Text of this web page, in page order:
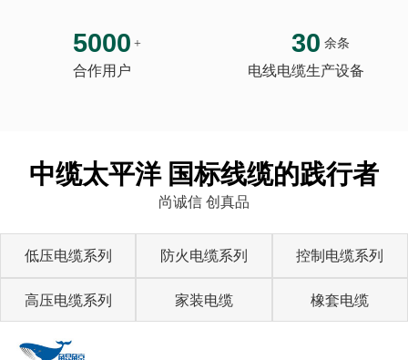
5000 +
合作用户
30 余条
电线电缆生产设备
中缆太平洋 国标线缆的践行者
尚诚信 创真品
低压电缆系列 防火电缆系列 控制电缆系列
高压电缆系列 家装电缆 橡套电缆